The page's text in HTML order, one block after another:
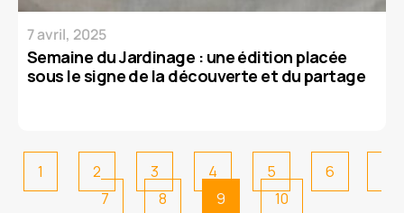
7 avril, 2025
Semaine du Jardinage : ​une édition placée
sous le signe de la découverte et du partage
1 2 3 4 5
6
7
8 9 10